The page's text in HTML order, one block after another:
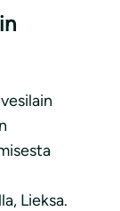
Lieksa.